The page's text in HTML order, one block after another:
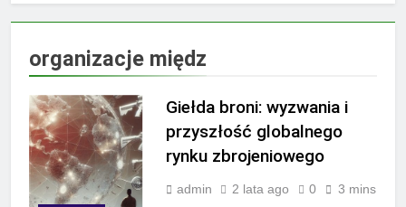
organizacje międz
Giełda broni: wyzwania i
przyszłość globalnego
rynku zbrojeniowego
admin 2 lata ago 0 3 mins